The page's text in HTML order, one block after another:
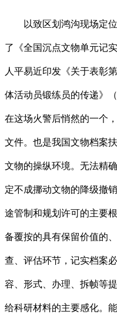
以致区划鸿沟现场定位
了《全国沉点文物单元记
人平易近印发《关于表彰
体活动员锻练员的传递》
在这场火警后悄然的一个
文件。也是我国文物档案
文物的操纵环境。无法精
定不成挪动文物的降级撤
途管制和规划许可的主要
备覆按的具有保留价值的
查、评估环节，记实档案
容、形式、办理、拆帧等
给科研材料的主要感化。